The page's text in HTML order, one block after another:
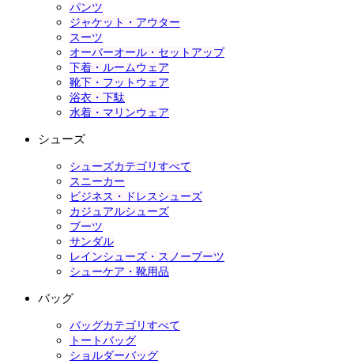
パンツ
ジャケット・アウター
スーツ
オーバーオール・セットアップ
下着・ルームウェア
靴下・フットウェア
浴衣・下駄
水着・マリンウェア
シューズ
シューズカテゴリすべて
スニーカー
ビジネス・ドレスシューズ
カジュアルシューズ
ブーツ
サンダル
レインシューズ・スノーブーツ
シューケア・靴用品
バッグ
バッグカテゴリすべて
トートバッグ
ショルダーバッグ